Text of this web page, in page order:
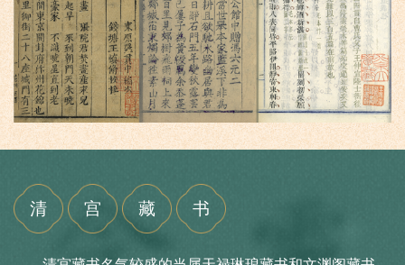
清 宫 藏 书